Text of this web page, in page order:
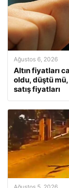
Ağustos 6, 2026
Altın fiyatları
oldu, düştü mü,
satış fiyatları